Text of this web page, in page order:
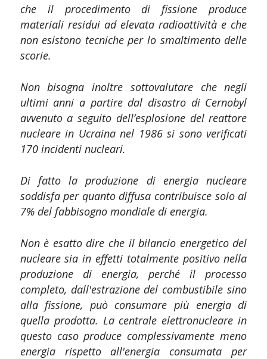
che il procedimento di fissione
produce
materiali residui ad elevata radioattività e che
non esistono tecniche per lo smaltimento delle
scorie.
Non bisogna inoltre sottovalutare che negli
ultimi anni a partire dal disastro di Cernobyl
avvenuto a seguito dell’esplosione del reattore
nucleare in Ucraina nel 1986 si sono verificati
170 incidenti nucleari.
Di fatto la produzione di energia nucleare
soddisfa per quanto diffusa contribuisce solo al
7% del fabbisogno mondiale di energia.
Non è esatto dire che il bilancio energetico del
nucleare sia in effetti totalmente positivo nella
produzione di energia, perché il processo
completo, dall'estrazione del combustibile sino
alla fissione, può consumare più energia di
quella prodotta. La centrale elettronucleare in
questo caso produce complessivamente meno
energia rispetto all'energia consumata per